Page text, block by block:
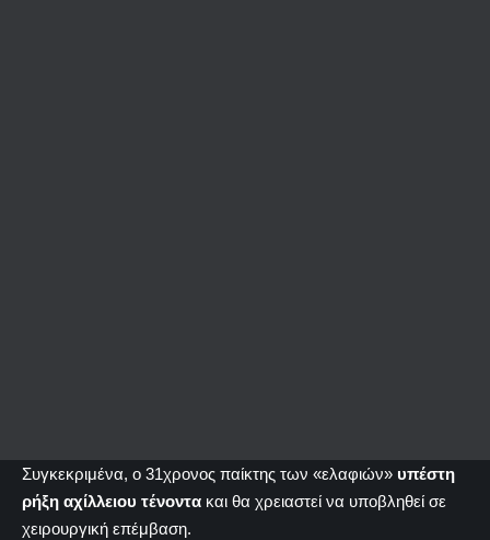
Συγκεκριμένα, ο 31χρονος παίκτης των «ελαφιών» υπέστη
ρήξη αχίλλειου τένοντα και θα χρειαστεί να υποβληθεί σε
χειρουργική επέμβαση.